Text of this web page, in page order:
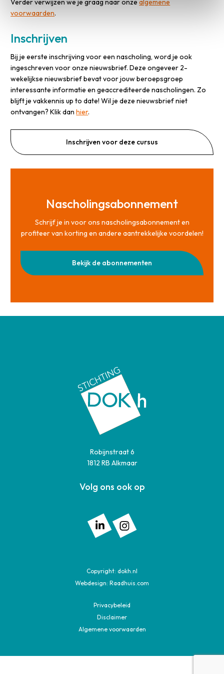
Verder verwijzen we je graag naar onzealgemene
voorwaarden.
Inschrijven
Bij je eerste inschrijving voor een nascholing, word je ook
ingeschreven voor onze nieuwsbrief. Deze ongeveer 2-
wekelijkse nieuwsbrief bevat voor jouw beroepsgroep
interessante informatie en geaccrediteerde nascholingen. Zo
blijft je vakkennis up to date! Wil je deze nieuwsbrief niet
ontvangen? Klik danhier.
Inschrijven voor deze cursus
Nascholingsabonnement
Schrijf je in voor ons nascholingsabonnement en
profiteer van korting en andere aantrekkelijke voordelen!
Bekijk de abonnementen
Robijnstraat 6
1812 RB Alkmaar
Volg ons ook op
Volg ons op: Linkedin
Copyright: dokh.nl
Webdesign: Raadhuis.com
Privacybeleid
Disclaimer
Algemene voorwaarden